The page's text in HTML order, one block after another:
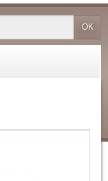
OK